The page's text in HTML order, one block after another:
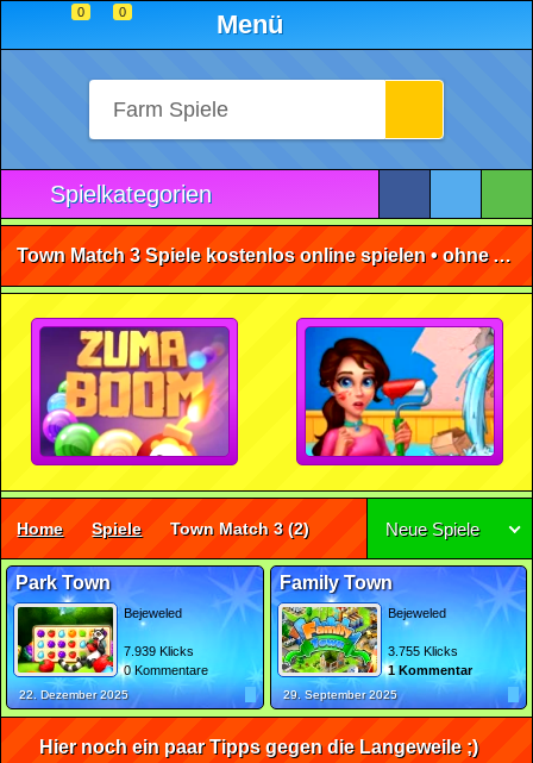
0 0 Menü
Spielkategorien
Town Match 3 Spiele kostenlos online spielen • ohne Anmeldung 🕹️
Home Spiele Town Match 3(2) Neue Spiele
Park Town
Bejeweled
7.939 Klicks
0 Kommentare
22. Dezember 2025
Family Town
Bejeweled
3.755 Klicks
1 Kommentar
29. September 2025
Hier noch ein paar Tipps gegen die Langeweile ;)